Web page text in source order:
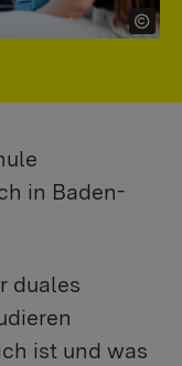
in Baden-
duales
ist und was